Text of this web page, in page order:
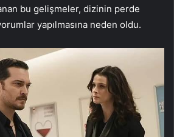
bu gelişmeler, dizinin perde
yapılmasına neden oldu.